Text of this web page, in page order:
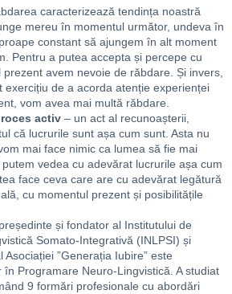
caracterizează tendința noastră
mereu în momentul următor, undeva în
constant să ajungem în alt moment
Pentru a putea accepta și percepe cu
avem nevoie de răbdare. Și invers,
exercițiu de a acorda atenție experienței
vom avea mai multă răbdare.
activ – un act al recunoașterii,
că lucrurile sunt așa cum sunt. Asta nu
mai face nimic ca lumea să fie mai
vedea cu adevărat lucrurile așa cum
face ceva care are cu adevărat legătură
cu momentul prezent și posibilitățile
și fondator al Institutului de
Somato-Integrativă (INLPSI) și
”Generația Iubire” este
în Programare Neuro-Lingvistică. A studiat
9 formări profesionale cu abordări